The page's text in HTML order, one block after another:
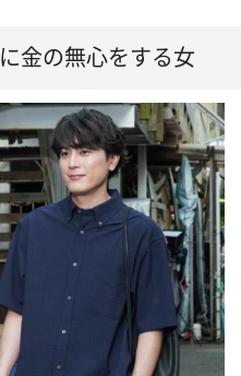
金の無心をする女